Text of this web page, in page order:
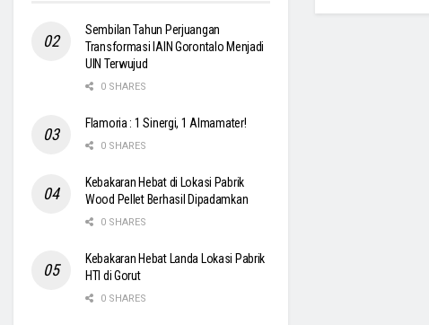
Sembilan Tahun Perjuangan
Transformasi IAIN Gorontalo Menjadi
UIN Terwujud
0 SHARES
Flamoria : 1 Sinergi, 1 Almamater!
0 SHARES
Kebakaran Hebat di Lokasi Pabrik
Wood Pellet Berhasil Dipadamkan
0 SHARES
Kebakaran Hebat Landa Lokasi Pabrik
HTI di Gorut
0 SHARES